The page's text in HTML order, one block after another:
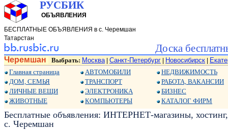
РУСБИК
ОБЪЯВЛЕНИЯ
БЕСПЛАТНЫЕ ОБЪЯВЛЕНИЯ в с. Черемшан
Татарстан
Доска
Черемшан Выбрать: Москва| Санкт-Петербург Новосибирск
Главная страница
ДОМ, СЕМЬЯ
ЛИЧНЫЕ ВЕЩИ
ЖИВОТНЫЕ
АВТОМОБИЛИ
ТРАНСПОРТ
ЭЛЕКТРОНИКА
КОМПЬЮТЕРЫ
НЕДВИЖИМОСТЬ
РАБОТА, ВАКАНСИИ
БИЗНЕС
КАТАЛОГ ФИРМ
Бесплатные объявления: ИНТЕРНЕТ-магазины,
с. Черемшан